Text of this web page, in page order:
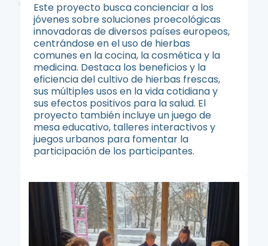
Este proyecto busca concienciar a los
jóvenes sobre soluciones proecológicas
innovadoras de diversos países europeos,
centrándose en el uso de hierbas
comunes en la cocina, la cosmética y la
medicina. Destaca los beneficios y la
eficiencia del cultivo de hierbas frescas,
sus múltiples usos en la vida cotidiana y
sus efectos positivos para la salud. El
proyecto también incluye un juego de
mesa educativo, talleres interactivos y
juegos urbanos para fomentar la
participación de los participantes.